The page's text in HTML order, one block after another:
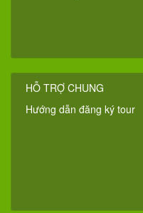
HỖ TRỢ CHUNG
Hướng dẫn đăng ký tour